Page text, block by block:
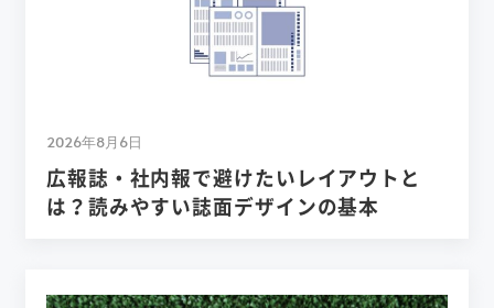
2026年8月6日
広報誌・社内報で避けたいレイアウトと
は？読みやすい誌面デザインの基本